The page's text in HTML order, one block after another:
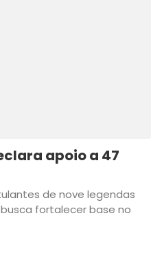
apoio a 47
de nove legendas
fortalecer base no